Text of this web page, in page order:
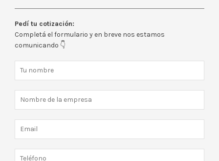
Pedí tu cotización:
Completá el formulario y en breve nos estamos
comunicando 👇